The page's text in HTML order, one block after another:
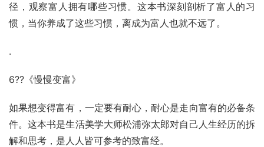
径，观察富人拥有哪些习惯。这本书深刻剖析了富人的习
惯，当你养成了这些习惯，离成为富人也就不远了。
.
6??《慢慢变富》
如果想变得富有，一定要有耐心，耐心是走向富有的必备条
件。这本书是生活美学大师松浦弥太郎对自己人生经历的拆
解和思考，是人人皆可参考的致富经。